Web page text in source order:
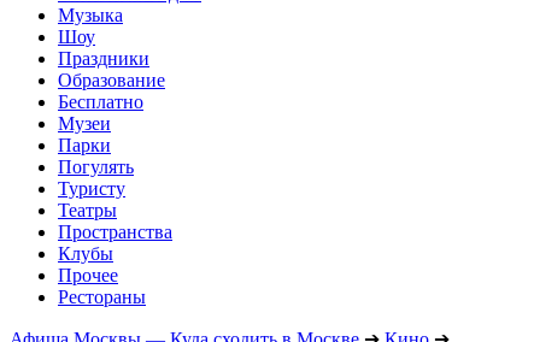
Музыка
Шоу
Праздники
Образование
Бесплатно
Музеи
Парки
Погулять
Туристу
Театры
Пространства
Клубы
Прочее
Рестораны